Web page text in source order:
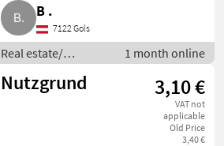
B .
7122 Gols
Real estate/
properties / Lands
1 month online
Nutzgrund 3,10 €
VAT not
applicable
Old Price
3,40 €